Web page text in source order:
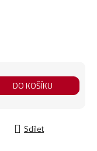
DO KOŠÍKU
Sdílet